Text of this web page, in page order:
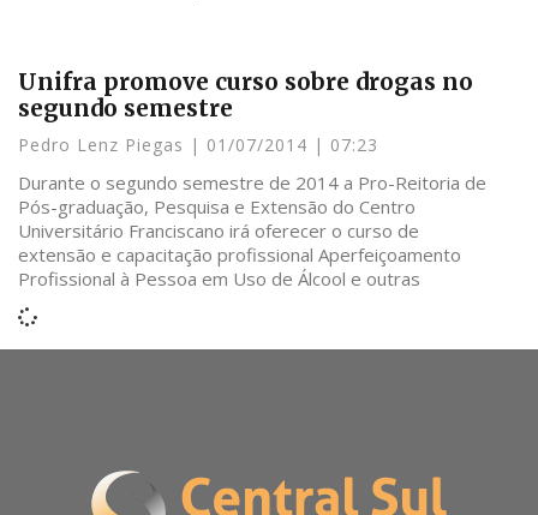
Unifra promove curso sobre drogas no
segundo semestre
Pedro Lenz Piegas 01/07/2014 07:23
Durante o segundo semestre de 2014 a Pro-Reitoria de
Pós-graduação, Pesquisa e Extensão do Centro
Universitário Franciscano irá oferecer o curso de
extensão e capacitação profissional Aperfeiçoamento
Profissional à Pessoa em Uso de Álcool e outras